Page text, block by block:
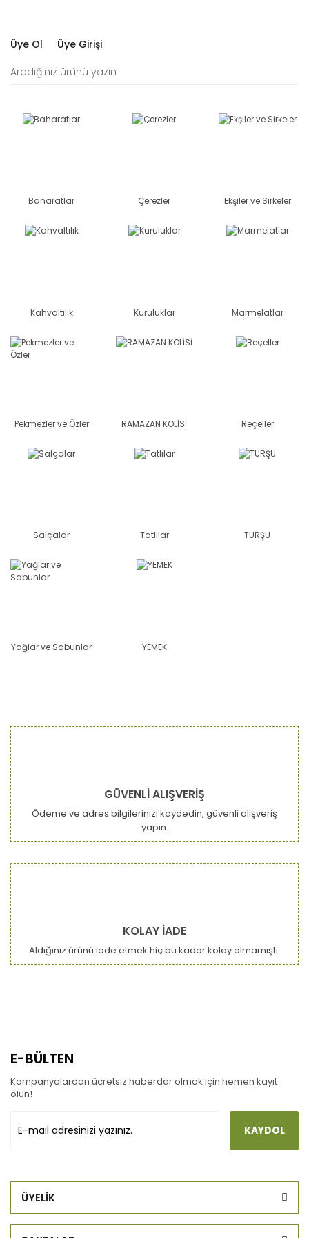
Üye Ol Üye Girişi
Baharatlar Çerezler Ekşiler ve Sirkeler
Kahvaltılık Kuruluklar Marmelatlar
Pekmezler ve Özler RAMAZAN KOLİSİ Reçeller
Salçalar Tatlılar TURŞU
Yağlar ve Sabunlar YEMEK
GÜVENLİ ALIŞVERİŞ
Ödeme ve adres bilgilerinizi kaydedin, güvenli alışveriş
yapın.
KOLAY İADE
Aldığınız ürünü iade etmek hiç bu kadar kolay olmamıştı.
E-BÜLTEN
Kampanyalardan ücretsiz haberdar olmak için hemen kayıt
olun!
KAYDOL
ÜYELİK